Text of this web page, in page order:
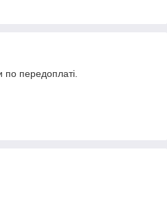
по передоплаті.